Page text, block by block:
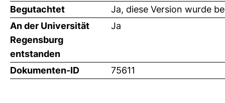
Begutachtet
Ja, diese Version wurde
An der Universität
Regensburg
entstanden
Ja
Dokumenten-ID 75611